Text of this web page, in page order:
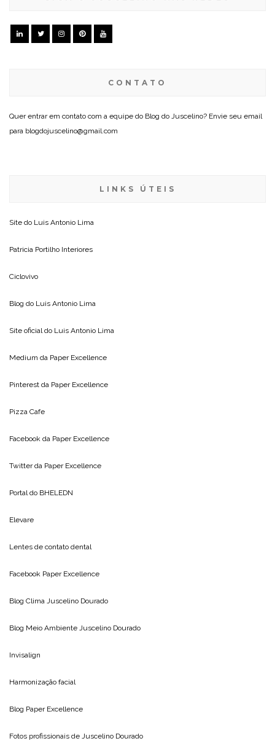
CONTATO
Quer entrar em contato com a equipe do Blog do Juscelino? Envie seu email
para blogdojuscelino@gmail.com
LINKS ÚTEIS
Site do Luis Antonio Lima
Patricia Portilho Interiores
Ciclovivo
Blog do Luis Antonio Lima
Site oficial do Luis Antonio Lima
Medium da Paper Excellence
Pinterest da Paper Excellence
Pizza Cafe
Facebook da Paper Excellence
Twitter da Paper Excellence
Portal do BHELEDN
Elevare
Lentes de contato dental
Facebook Paper Excellence
Blog Clima Juscelino Dourado
Blog Meio Ambiente Juscelino Dourado
Invisalign
Harmonização facial
Blog Paper Excellence
Fotos profissionais de Juscelino Dourado